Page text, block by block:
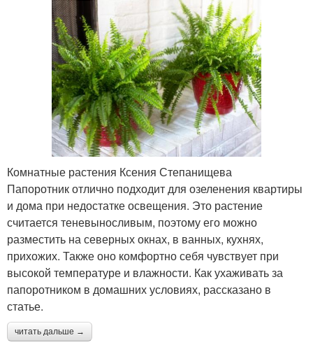
Комнатные растения Ксения Степанищева
Папоротник отлично подходит для озеленения квартиры
и дома при недостатке освещения. Это растение
считается теневыносливым, поэтому его можно
разместить на северных окнах, в ванных, кухнях,
прихожих. Также оно комфортно себя чувствует при
высокой температуре и влажности. Как ухаживать за
папоротником в домашних условиях, рассказано в
статье.
читать дальше →